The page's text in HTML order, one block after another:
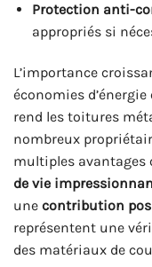
Protection anti-
appropriés si
L’importance
économies
rend les toitures
nombreux
multiples avantages
de vie
une contribution
représentent une
des matériaux de